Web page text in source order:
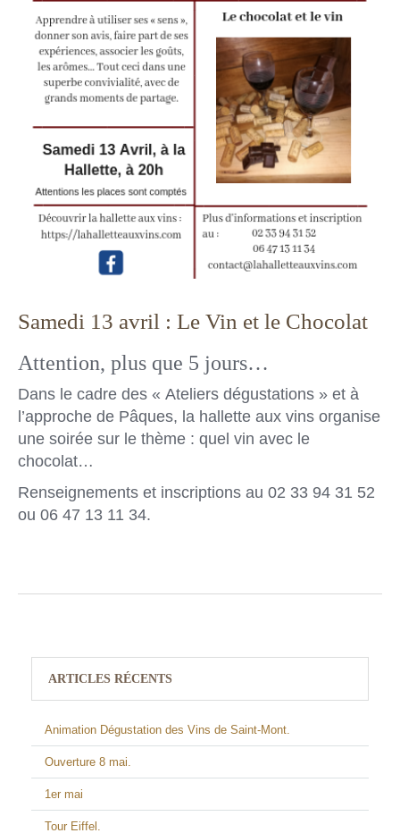
Samedi 13 avril : Le Vin et le Chocolat
Attention, plus que 5 jours…
Dans le cadre des « Ateliers dégustations » et à
l’approche de Pâques, la hallette aux vins organise
une soirée sur le thème : quel vin avec le
chocolat…
Renseignements et inscriptions au 02 33 94 31 52
ou 06 47 13 11 34.
ARTICLES RÉCENTS
Animation Dégustation des Vins de Saint-Mont.
Ouverture 8 mai.
1er mai
Tour Eiffel.